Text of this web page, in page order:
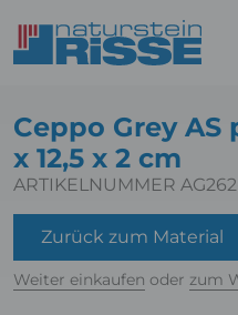
Ceppo Grey
x 12,5 x 2 cm
ARTIKELNUMMER
Zurück zum Material
Weiter einkaufen oder zum